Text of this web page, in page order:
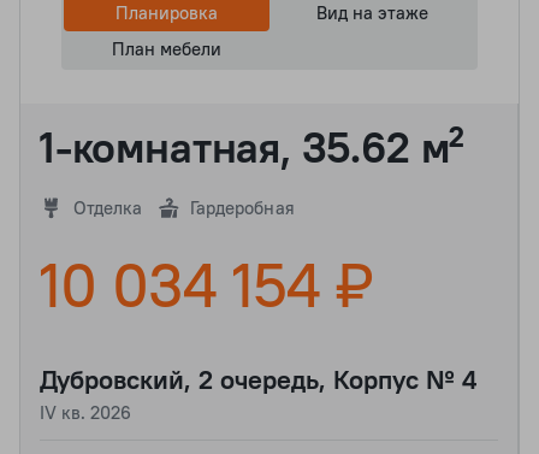
1-комнатная, 35.62 м²
Отделка Гардеробная
10 034 154 ₽
Дубровский, 2 очередь, Корпус № 4
IV кв. 2026
Планировка
Вид на этаже
План мебели